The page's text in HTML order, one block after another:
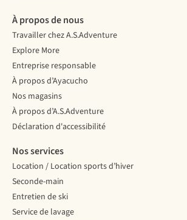
À propos de nous
Travailler chez A.S.Adventure
Explore More
Entreprise responsable
À propos d’Ayacucho
Nos magasins
À propos d’A.S.Adventure
Déclaration d'accessibilité
Nos services
Location / Location sports d’hiver
Seconde-main
Entretien de ski
Service de lavage